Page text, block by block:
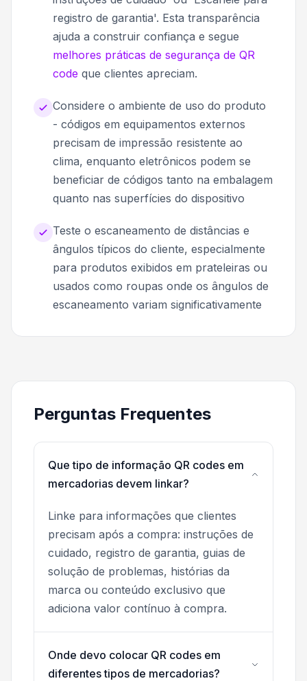
registro de garantia'. Esta transparência
ajuda a construir confiança e segue
melhores práticas de segurança de QR
code que clientes apreciam.
Considere o ambiente de uso do produto
- códigos em equipamentos externos
precisam de impressão resistente ao
clima, enquanto eletrônicos podem se
beneficiar de códigos tanto na embalagem
quanto nas superfícies do dispositivo
Teste o escaneamento de distâncias e
ângulos típicos do cliente, especialmente
para produtos exibidos em prateleiras ou
usados como roupas onde os ângulos de
escaneamento variam significativamente
Perguntas Frequentes
Que tipo de informação QR codes em
mercadorias devem linkar?
Linke para informações que clientes
precisam após a compra: instruções de
cuidado, registro de garantia, guias de
solução de problemas, histórias da
marca ou conteúdo exclusivo que
adiciona valor contínuo à compra.
Onde devo colocar QR codes em
diferentes tipos de mercadorias?